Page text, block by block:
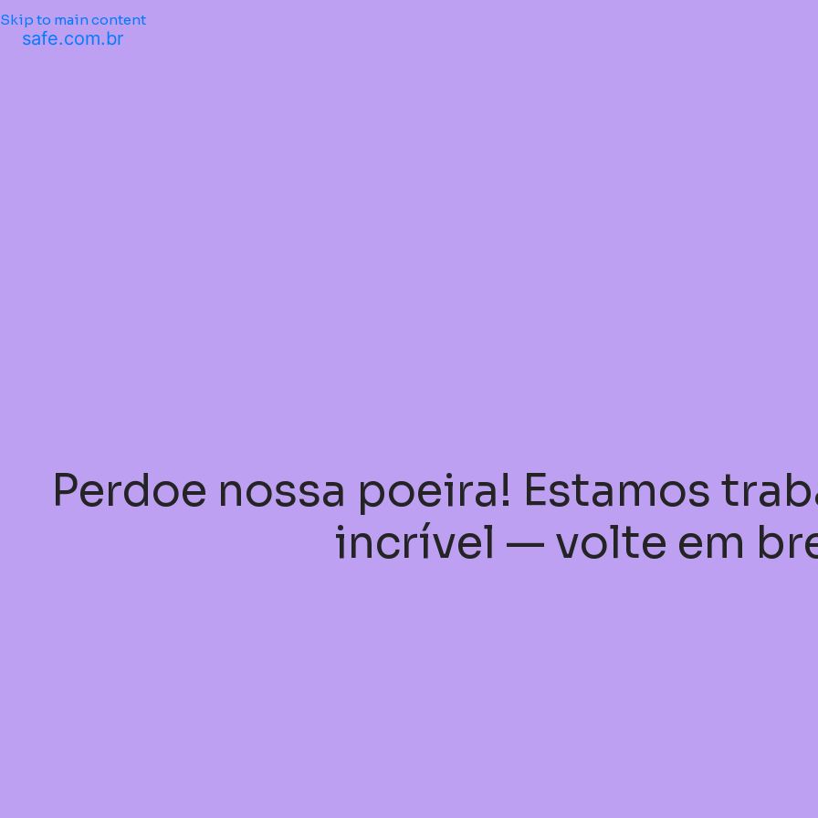
Skip to main content
safe.com.br
Perdoe nossa poeira! Estamos
incrível — volte em